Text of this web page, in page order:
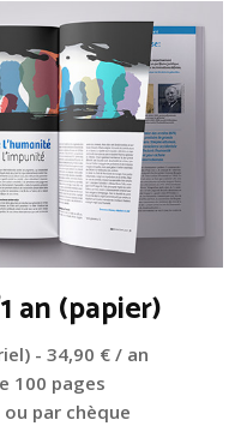
an (papier)
- 34,90 € / an
100 pages
ou par chèque